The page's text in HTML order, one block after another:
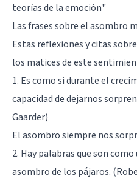
teorías de la emoción"
Las frases sobre el asombro
Estas reflexiones y citas
los matices de este
1. Es como si durante el
capacidad de dejarnos
Gaarder)
El asombro siempre nos
2. Hay palabras que son
asombro de los pájaros.